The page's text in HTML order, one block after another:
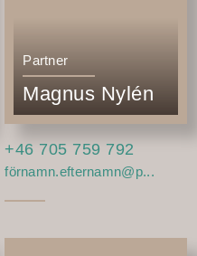
Partner
Magnus Nylén
+46 705 759 792
förnamn.efternamn@p...